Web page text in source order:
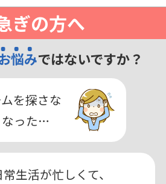
ぎの方へ
悩みではないですか？
を探さな
なった…
常生活が忙しくて、